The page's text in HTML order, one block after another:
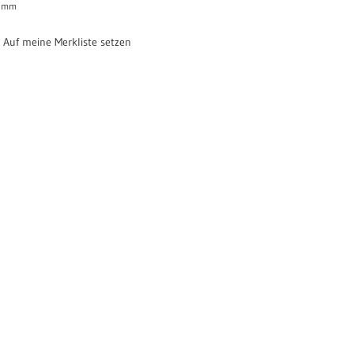
mm
Auf meine Merkliste setzen